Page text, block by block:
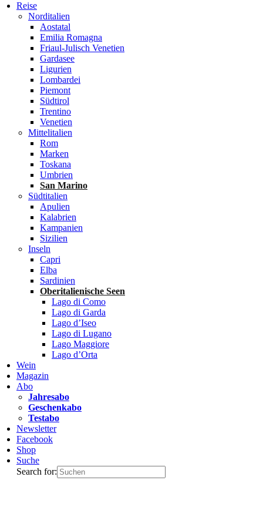
Reise
Norditalien
Aostatal
Emilia Romagna
Friaul-Julisch Venetien
Gardasee
Ligurien
Lombardei
Piemont
Südtirol
Trentino
Venetien
Mittelitalien
Rom
Marken
Toskana
Umbrien
San Marino
Südtitalien
Apulien
Kalabrien
Kampanien
Sizilien
Inseln
Capri
Elba
Sardinien
Oberitalienische Seen
Lago di Como
Lago di Garda
Lago d’Iseo
Lago di Lugano
Lago Maggiore
Lago d’Orta
Wein
Magazin
Abo
Jahresabo
Geschenkabo
Testabo
Newsletter
Facebook
Shop
Suche
Search for: